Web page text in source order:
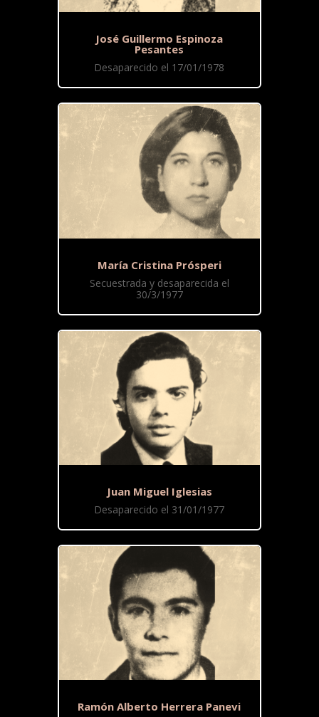
José Guillermo Espinoza
Pesantes
Desaparecido el 17/01/1978
María Cristina Prósperi
Secuestrada y desaparecida el
30/3/1977
Juan Miguel Iglesias
Desaparecido el 31/01/1977
Ramón Alberto Herrera Panevi